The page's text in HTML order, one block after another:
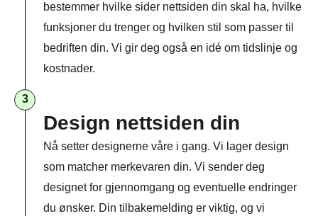
bestemmer hvilke sider nettsiden din skal ha, hvilke
funksjoner du trenger og hvilken stil som passer til
bedriften din. Vi gir deg også en idé om tidslinje og
kostnader.
3
Design nettsiden din
Nå setter designerne våre i gang. Vi lager design
som matcher merkevaren din. Vi sender deg
designet for gjennomgang og eventuelle endringer
du ønsker. Din tilbakemelding er viktig, og vi